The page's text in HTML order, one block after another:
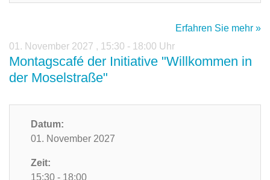
Erfahren Sie mehr »
01. November 2027 , 15:30 - 18:00 Uhr
Montagscafé der Initiative "Willkommen in
der Moselstraße"
Datum:
01. November 2027
Zeit:
15:30 - 18:00